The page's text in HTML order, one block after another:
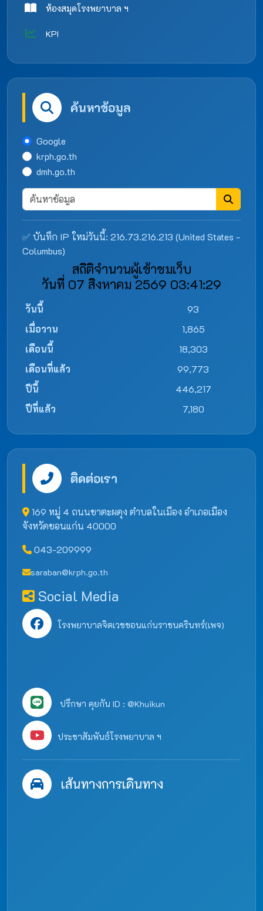
ห้องสมุดโรงพยาบาล ฯ
KPI
ค้นหาข้อมูล
Google
krph.go.th
dmh.go.th
✅ บันทึก IP ใหม่วันนี้: 216.73.216.213 (United States -
Columbus)
สถิติจำนวนผู้เข้าชมเว็บ
วันที่ 07 สิงหาคม 2569 03:41:29
วันนี้
93
เมื่อวาน
1,865
เดือนนี้
18,303
เดือนที่แล้ว
99,773
ปีนี้
446,217
ปีที่แล้ว
7,180
ติดต่อเรา
169 หมู่ 4 ถนนชาตะผดุง ตำบลในเมือง อำเภอเมือง
จังหวัดขอนแก่น 40000
043-209999
saraban@krph.go.th
Social Media
โรงพยาบาลจิตเวชขอนแก่นราชนครินทร์(เพจ)
ปรึกษา คุยกัน ID : @Khuikun
ประชาสัมพันธ์โรงพยาบาล ฯ
เส้นทางการเดินทาง